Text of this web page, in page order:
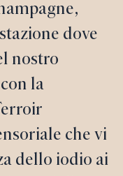
dove
nostro
la
che vi
dello iodio ai